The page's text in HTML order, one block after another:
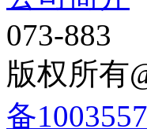
073-883
版权所有
备